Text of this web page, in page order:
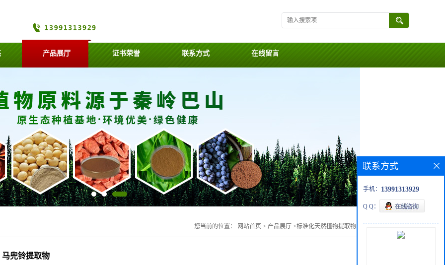
产品展厅 证书荣誉 联系方式 在线留言
您当前的位置： 网站首页 > 产品展厅 >标准化天然植物提取物
马兜铃提取物
联系方式
手机： 13991313929
Q Q：